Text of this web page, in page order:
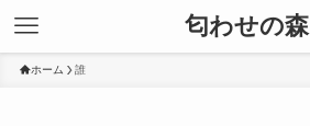
匂わせの森
ホーム 誰